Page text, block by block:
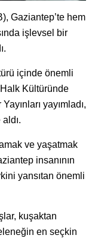
Gaziantep’te hem
işlevsel bir
içinde önemli
Kültüründe
yayımladı,
ve yaşatmak
insanının
yansıtan önemli
kuşaktan
en seçkin